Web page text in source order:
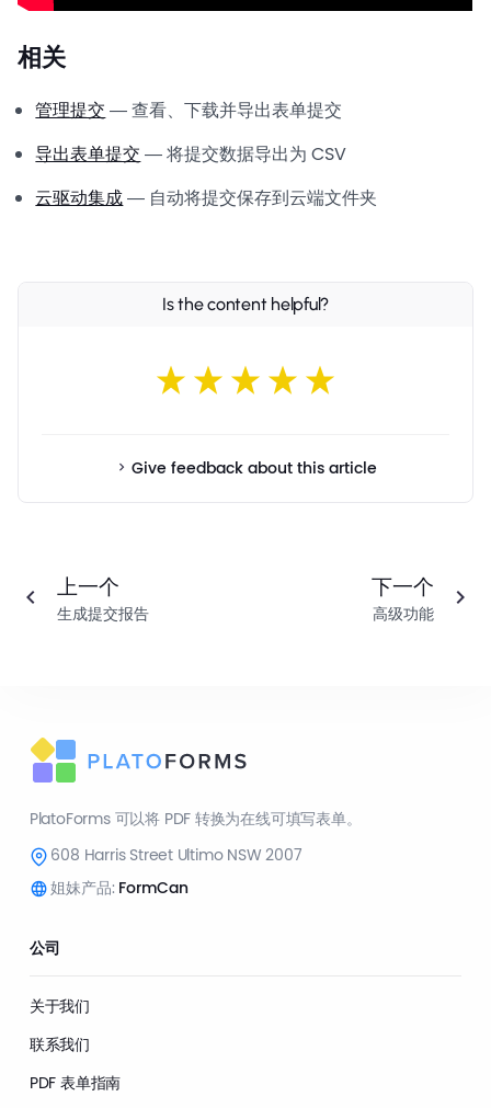
相关
管理提交 — 查看、下载并导出表单提交
导出表单提交 — 将提交数据导出为 CSV
云驱动集成— 自动将提交保存到云端文件夹
Is the content helpful?
Give feedback about this article
上一个
生成提交报告
下一个
高级功能
PlatoForms 可以将 PDF 转换为在线可填写表单。
608 Harris Street Ultimo NSW 2007
姐妹产品: FormCan
公司
关于我们
联系我们
PDF 表单指南